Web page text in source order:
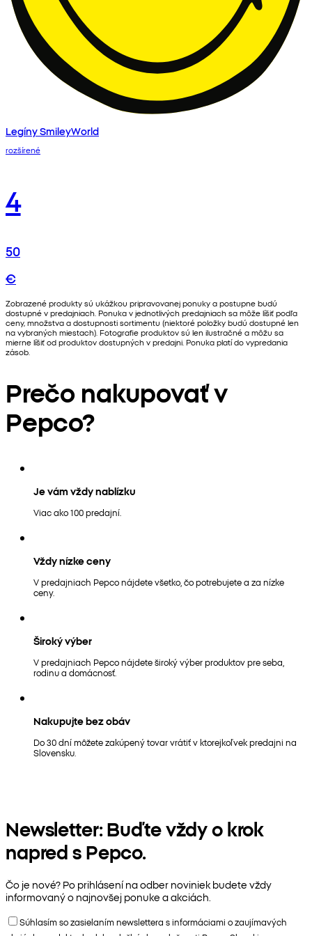
Legíny SmileyWorld
rozšírené
4
50
€
Zobrazené produkty sú ukážkou pripravovanej ponuky a postupne budú
dostupné v predajniach. Ponuka v jednotlivých predajniach sa môže líšiť podľa
ceny, množstva a dostupnosti sortimentu (niektoré položky budú dostupné len
na vybraných miestach). Fotografie produktov sú len ilustračné a môžu sa
mierne líšiť od produktov dostupných v predajni. Ponuka platí do vypredania
zásob.
Prečo nakupovať v
Pepco?
Je vám vždy nablízku
Viac ako 100 predajní.
Vždy nízke ceny
V predajniach Pepco nájdete všetko, čo potrebujete a za nízke
ceny.
Široký výber
V predajniach Pepco nájdete široký výber produktov pre seba,
rodinu a domácnosť.
Nakupujte bez obáv
Do 30 dní môžete zakúpený tovar vrátiť v ktorejkoľvek predajni na
Slovensku.
Newsletter: Buďte vždy o krok
napred s Pepco.
Čo je nové? Po prihlásení na odber noviniek budete vždy
informovaný o najnovšej ponuke a akciách.
Súhlasím so zasielaním newslettera s informáciami o zaujímavých